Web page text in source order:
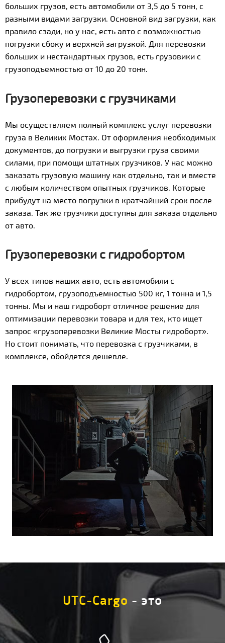
больших грузов, есть автомобили от 3,5 до 5 тонн, с
разными видами загрузки. Основной вид загрузки, как
правило сзади, но у нас, есть авто с возможностью
погрузки сбоку и верхней загрузкой. Для перевозки
больших и нестандартных грузов, есть грузовики с
грузоподъемностью от 10 до 20 тонн.
Грузоперевозки с грузчиками
Мы осуществляем полный комплекс услуг перевозки
груза в Великих Мостах. От оформления необходимых
документов, до погрузки и выгрузки груза своими
силами, при помощи штатных грузчиков. У нас можно
заказать грузовую машину как отдельно, так и вместе
с любым количеством опытных грузчиков. Которые
прибудут на место погрузки в кратчайший срок после
заказа. Так же грузчики доступны для заказа отдельно
от авто.
Грузоперевозки с гидробортом
У всех типов наших авто, есть автомобили с
гидробортом, грузоподъемностью 500 кг, 1 тонна и 1,5
тонны. Мы и наш гидроборт отличное решение для
оптимизации перевозки товара и для тех, кто ищет
запрос «грузоперевозки Великие Мосты гидроборт».
Но стоит понимать, что перевозка с грузчиками, в
комплексе, обойдется дешевле.
UTC-Cargo - это